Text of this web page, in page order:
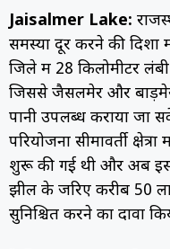
Jaisalmer Lake:
समस्या दूर करने की
जिले में 28 किलोमीटर
जिससे जैसलमेर और
पानी उपलब्ध कराया जा
परियोजना सीमावर्ती
शुरू की गई थी और अब
झील के जरिए करीब 50
सुनिश्चित करने का दावा